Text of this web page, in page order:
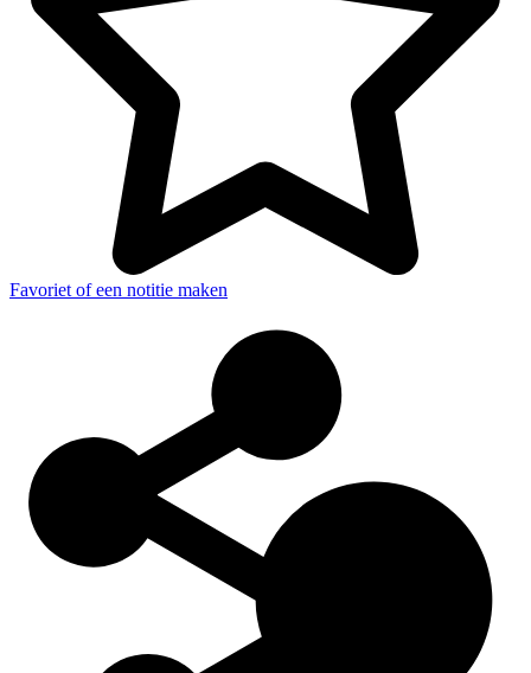
Favoriet of een notitie maken